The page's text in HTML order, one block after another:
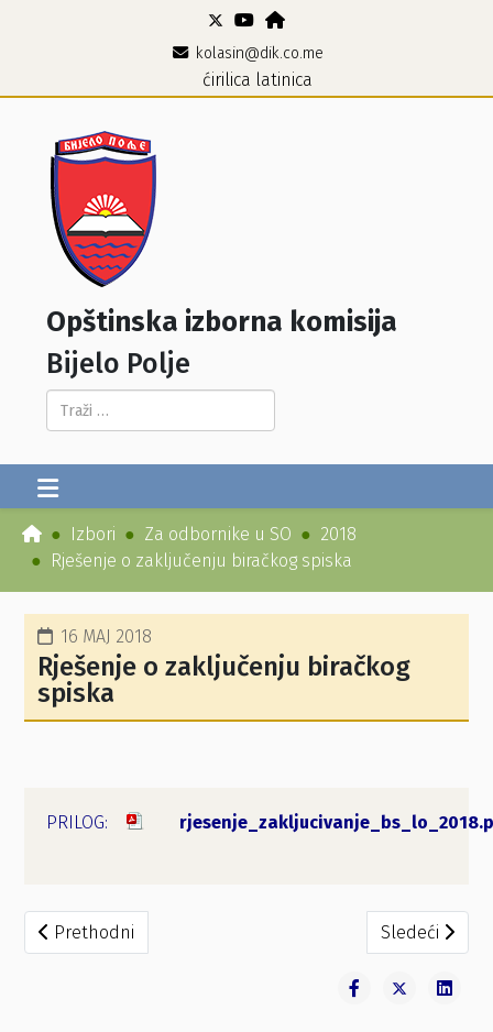
kolasin@dik.co.me
ćirilica latinica
Opštinska izborna komisija
Bijelo Polje
Pretraga...
Izbori Za odbornike u SO
2018
Rješenje o zaključenju biračkog spiska
16 MAJ 2018
Rješenje o zaključenju biračkog
spiska
Prethodni članak: Konačni rezultati izbora za izbor
Prethodni Sledeći
Sledeći